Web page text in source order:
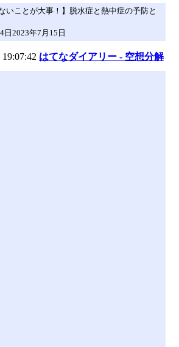
いことが大事！】脱水症と熱中症の予防と
日2023年7月15日
19:07:42 はてなダイアリー - 空想分解